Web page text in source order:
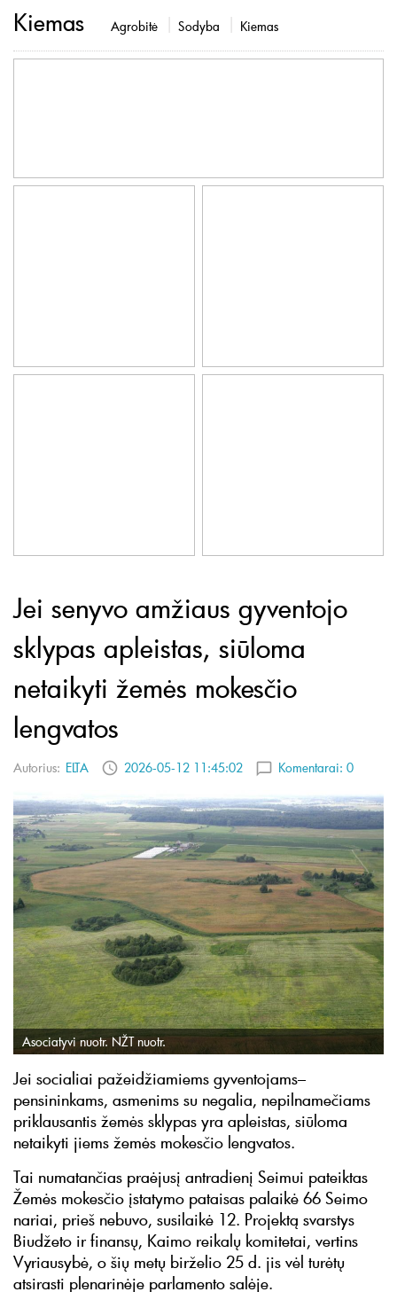
Kiemas Agrobitė Sodyba Kiemas
Jei senyvo amžiaus gyventojo
sklypas apleistas, siūloma
netaikyti žemės mokesčio
lengvatos
Autorius: ELTA 2026-05-12 11:45:02 Komentarai: 0
Asociatyvi nuotr. NŽT nuotr.
Jei socialiai pažeidžiamiems gyventojams–
pensininkams, asmenims su negalia, nepilnamečiams
priklausantis žemės sklypas yra apleistas, siūloma
netaikyti jiems žemės mokesčio lengvatos.
Tai numatančias praėjusį antradienį Seimui pateiktas
Žemės mokesčio įstatymo pataisas palaikė 66 Seimo
nariai, prieš nebuvo, susilaikė 12. Projektą svarstys
Biudžeto ir finansų, Kaimo reikalų komitetai, vertins
Vyriausybė, o šių metų birželio 25 d. jis vėl turėtų
atsirasti plenarinėje parlamento salėje.